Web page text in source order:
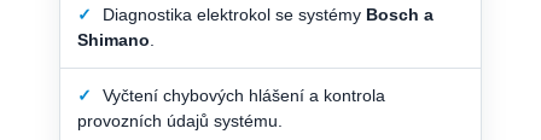
✓ Diagnostika elektrokol se systémy Bosch a
Shimano
✓
Vyčtení chybových hlášení a kontrola
provozních údajů systému.